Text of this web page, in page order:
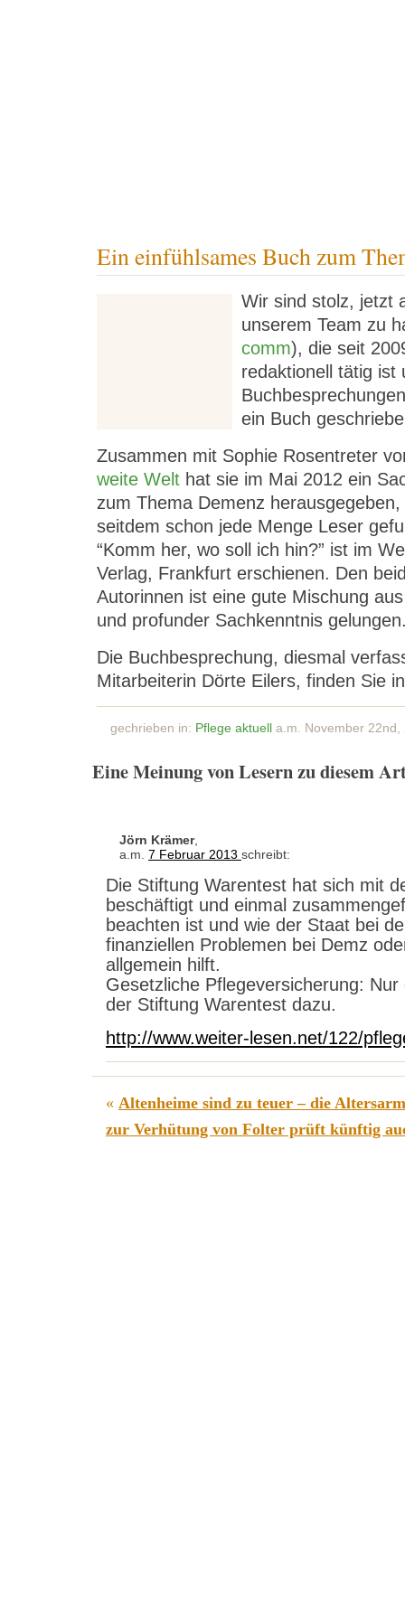
Ein einfühlsames Buch zum
Wir sind stolz, jetzt
unserem Team zu
comm), die seit
redaktionell tätig ist
ein Buch
Zusammen mit Sophie Rosentreter
weite Welt hat sie im Mai 2012 ein
zum Thema Demenz herausgegeben,
seitdem schon jede Menge Leser
“Komm her, wo soll ich hin?” ist im
Verlag, Frankfurt erschienen. Den
Autorinnen ist eine gute Mischung
und profunder Sachkenntnis
Die Buchbesprechung, diesmal
Mitarbeiterin Dörte Eilers, finden Sie
gechrieben in: Pflege aktuell a.m. November 22nd,
Eine Meinung von Lesern zu diesem
Jörn Krämer,
a.m. 7 Februar 2013 schreibt:
Die Stiftung Warentest hat sich mit
beschäftigt und einmal
beachten ist und wie der Staat bei
finanziellen Problemen bei Demz
allgemein hilft.
Gesetzliche Pflegeversicherung:
der Stiftung Warentest dazu.
http://www.weiter-lesen.net/122/
« Altenheime sind zu teuer – die
zur Verhütung von Folter prüft künftig